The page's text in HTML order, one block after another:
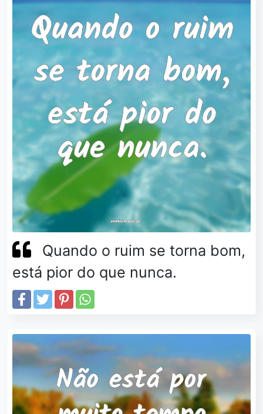
Quando o ruim se torna bom,
está pior do que nunca.